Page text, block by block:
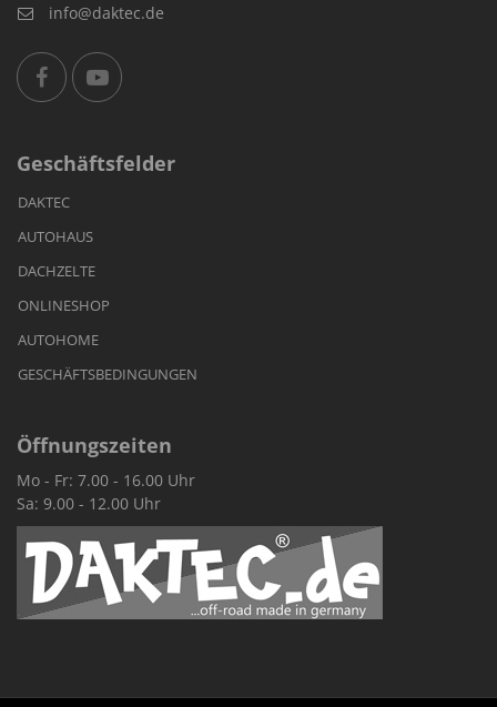
info@daktec.de
Geschäftsfelder
DAKTEC
AUTOHAUS
DACHZELTE
ONLINESHOP
AUTOHOME
GESCHÄFTSBEDINGUNGEN
Öffnungszeiten
Mo - Fr: 7.00 - 16.00 Uhr
Sa: 9.00 - 12.00 Uhr